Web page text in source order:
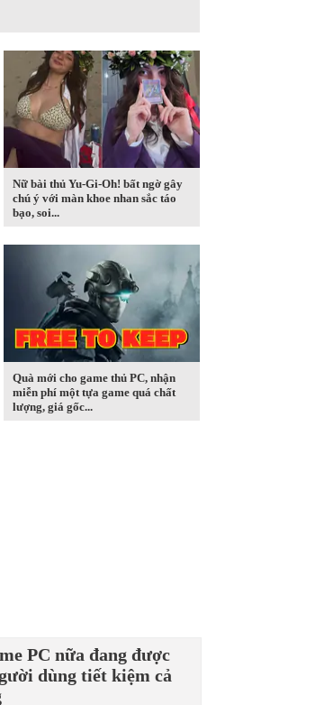
Nữ bài thủ Yu-Gi-Oh! bất ngờ gây
chú ý với màn khoe nhan sắc táo
bạo, soi...
Quà mới cho game thủ PC, nhận
miễn phí một tựa game quá chất
lượng, giá gốc...
PC nữa đang được
dùng tiết kiệm cả